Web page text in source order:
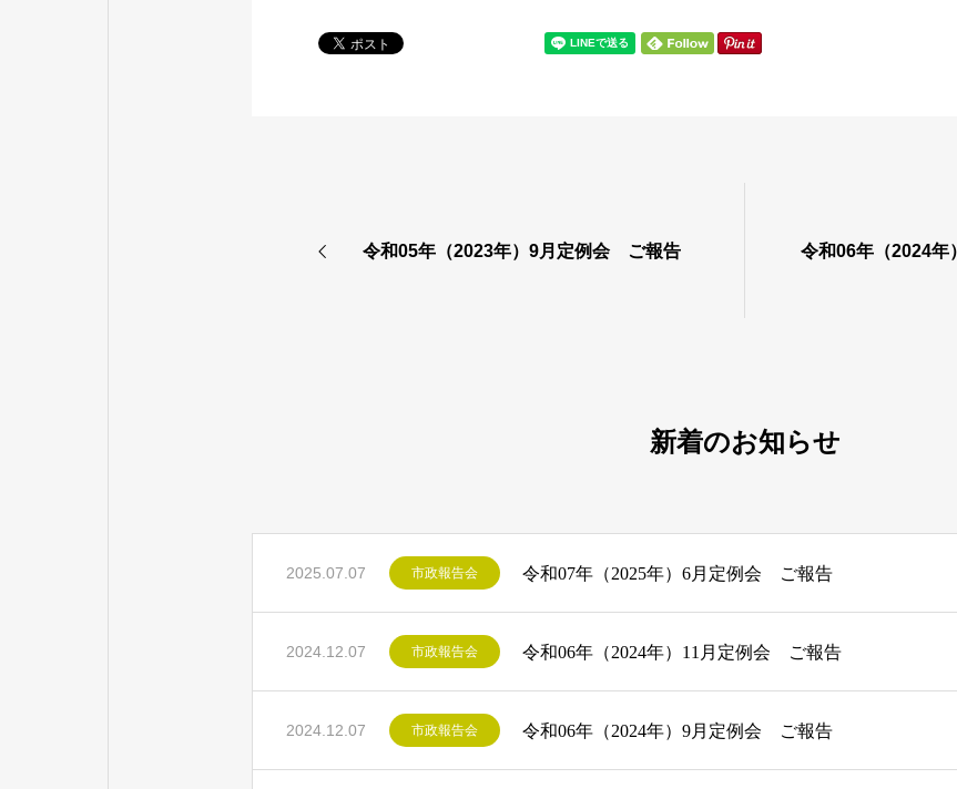
令和05年（2023年）9月定例会 ご報告 令和06年（2024
新着のお知らせ
2025.07.07 市政報告会 令和07年（2025年）6月定例会 ご報告
2024.12.07 市政報告会 令和06年（2024年）11月定例会 ご報告
2024.12.07 市政報告会 令和06年（2024年）9月定例会 ご報告